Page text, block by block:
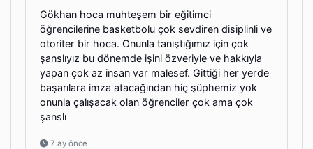
Gökhan hoca muhteşem bir eğitimci
öğrencilerine basketbolu çok sevdiren disiplinli ve
otoriter bir hoca. Onunla tanıştığımız için çok
şanslıyız bu dönemde işini özveriyle ve hakkıyla
yapan çok az insan var malesef. Gittiği her yerde
başarılara imza atacağından hiç şüphemiz yok
onunla çalışacak olan öğrenciler çok ama çok
şanslı
7 ay önce